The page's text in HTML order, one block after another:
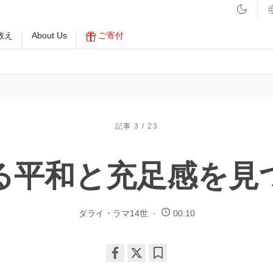
え About Us ご寄付
記事 3 / 23
平和と充足感を見
ダライ・ラマ14世 00:10